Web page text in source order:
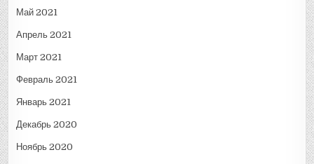
Май 2021
Апрель 2021
Март 2021
Февраль 2021
Январь 2021
Декабрь 2020
Ноябрь 2020